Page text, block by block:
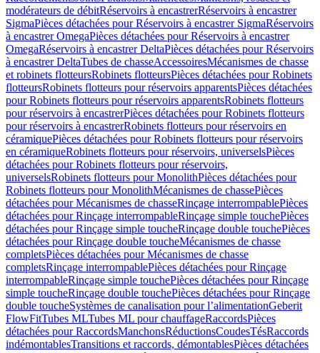
modérateurs de débitRéservoirs à encastrerRéservoirs à encastrer
SigmaPièces détachées pour Réservoirs à encastrer SigmaRéservoirs
à encastrer OmegaPièces détachées pour Réservoirs à encastrer
OmegaRéservoirs à encastrer DeltaPièces détachées pour Réservoirs
à encastrer DeltaTubes de chasseAccessoiresMécanismes de chasse
et robinets flotteursRobinets flotteursPièces détachées pour Robinets
flotteursRobinets flotteurs pour réservoirs apparentsPièces détachées
pour Robinets flotteurs pour réservoirs apparentsRobinets flotteurs
pour réservoirs à encastrerPièces détachées pour Robinets flotteurs
pour réservoirs à encastrerRobinets flotteurs pour réservoirs en
céramiquePièces détachées pour Robinets flotteurs pour réservoirs
en céramiqueRobinets flotteurs pour réservoirs, universelsPièces
détachées pour Robinets flotteurs pour réservoirs,
universelsRobinets flotteurs pour MonolithPièces détachées pour
Robinets flotteurs pour MonolithMécanismes de chassePièces
détachées pour Mécanismes de chasseRinçage interrompablePièces
détachées pour Rinçage interrompableRinçage simple touchePièces
détachées pour Rinçage simple toucheRinçage double touchePièces
détachées pour Rinçage double toucheMécanismes de chasse
completsPièces détachées pour Mécanismes de chasse
completsRinçage interrompablePièces détachées pour Rinçage
interrompableRinçage simple touchePièces détachées pour Rinçage
simple toucheRinçage double touchePièces détachées pour Rinçage
double toucheSystèmes de canalisation pour l’alimentationGeberit
FlowFitTubes MLTubes ML pour chauffageRaccordsPièces
détachées pour RaccordsManchonsRéductionsCoudesTésRaccords
indémontablesTransitions et raccords, démontablesPièces détachées